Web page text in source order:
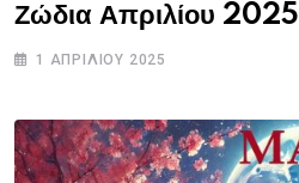
Ζώδια Απριλίου 2025
1 ΑΠΡΙΛΊΟΥ 2025